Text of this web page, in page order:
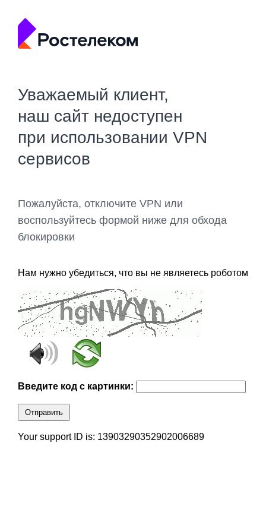
Уважаемый клиент,
наш сайт недоступен
при использовании VPN
сервисов
Пожалуйста, отключите VPN или
воспользуйтесь формой ниже для обхода
блокировки
Нам нужно убедиться, что вы не являетесь роботом
Введите код с картинки:
Отправить
Your support ID is: 13903290352902006689